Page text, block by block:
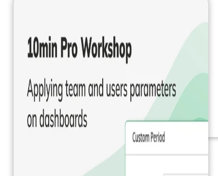
Nos services
Business Intelligence
Analyse Statistique &